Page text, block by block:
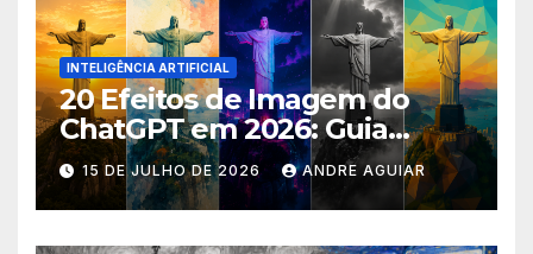
INTELIGÊNCIA ARTIFICIAL
20 Efeitos de Imagem do
ChatGPT em 2026: Guia
Completo com Prompts para
Transformar suas Fotos
15 DE JULHO DE 2026 ANDRE AGUIAR